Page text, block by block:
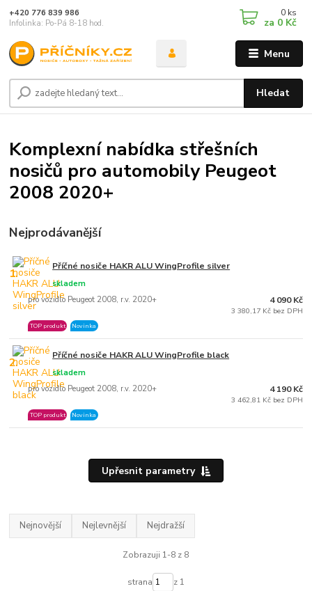
Menu
Hledat
+420 776 839 986
Infolinka: Po-Pá 8-18 hod.
0 ks
za 0 Kč
Komplexní nabídka střešních
nosičů pro automobily Peugeot
2008 2020+
Nejprodávanější
1. Příčné nosiče HAKR ALU WingProfile silver
pro vozidlo Peugeot 2008, r.v. 2020+
skladem
TOP produkt Novinka
4 090 Kč
3 380,17 Kč bez DPH
2. Příčné nosiče HAKR ALU WingProfile black
pro vozidlo Peugeot 2008, r.v. 2020+
skladem
TOP produkt Novinka
4 190 Kč
3 462,81 Kč bez DPH
Upřesnit parametry
Nejnovější Nejlevnější Nejdražší
Zobrazuji 1-8 z 8
strana z 1